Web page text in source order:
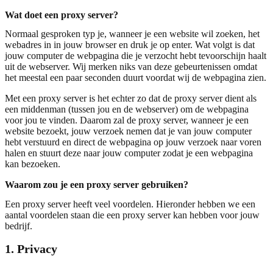
Wat doet een proxy server?
Normaal gesproken typ je, wanneer je een website wil zoeken, het
webadres in in jouw browser en druk je op enter. Wat volgt is dat
jouw computer de webpagina die je verzocht hebt tevoorschijn haalt
uit de webserver. Wij merken niks van deze gebeurtenissen omdat
het meestal een paar seconden duurt voordat wij de webpagina zien.
Met een proxy server is het echter zo dat de proxy server dient als
een middenman (tussen jou en de webserver) om de webpagina
voor jou te vinden. Daarom zal de proxy server, wanneer je een
website bezoekt, jouw verzoek nemen dat je van jouw computer
hebt verstuurd en direct de webpagina op jouw verzoek naar voren
halen en stuurt deze naar jouw computer zodat je een webpagina
kan bezoeken.
Waarom zou je een proxy server gebruiken?
Een proxy server heeft veel voordelen. Hieronder hebben we een
aantal voordelen staan die een proxy server kan hebben voor jouw
bedrijf.
1. Privacy